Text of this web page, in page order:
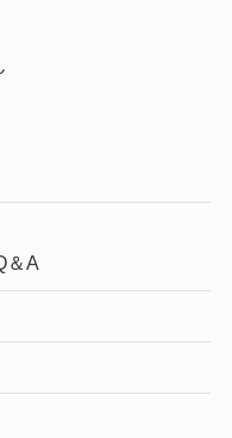
＆A